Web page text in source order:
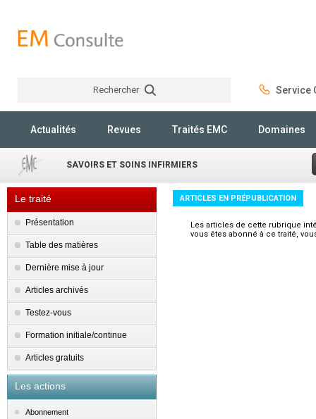
Rechercher Service
Actualités Revues Traités EMC Domaines
SAVOIRS ET SOINS INFIRMIERS
Le traité
Présentation
Table des matières
Dernière mise à jour
Articles archivés
Testez-vous
Formation initiale/continue
Articles gratuits
Les actions
Abonnement
ARTICLES EN PRÉPUBLICATION
Les articles de cette rubrique
vous êtes abonné à ce traité,